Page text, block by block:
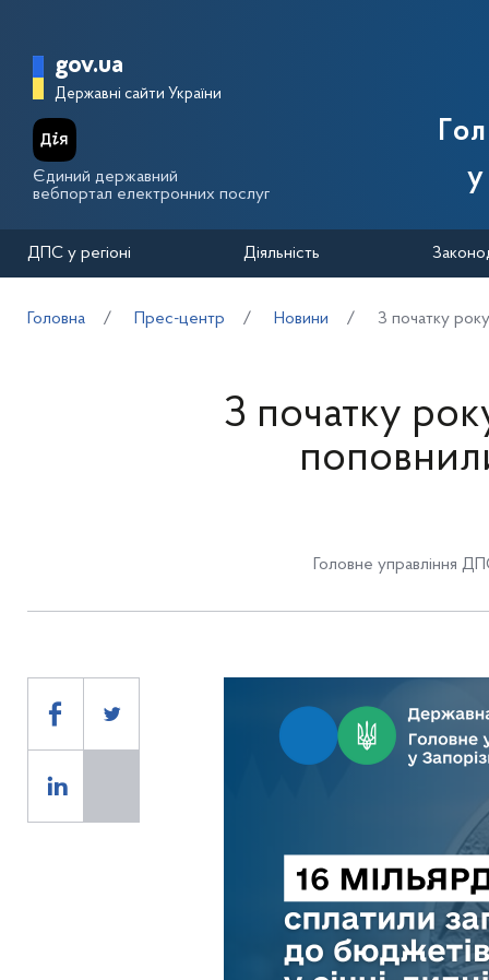
Головна сторінка Державної
gov.ua
Державні сайти України
Єдиний державний
вебпортал електронних послуг
ДПС у регіоні Діяльність
Головна Прес-центр Новини З початку
З початку
Головне управління